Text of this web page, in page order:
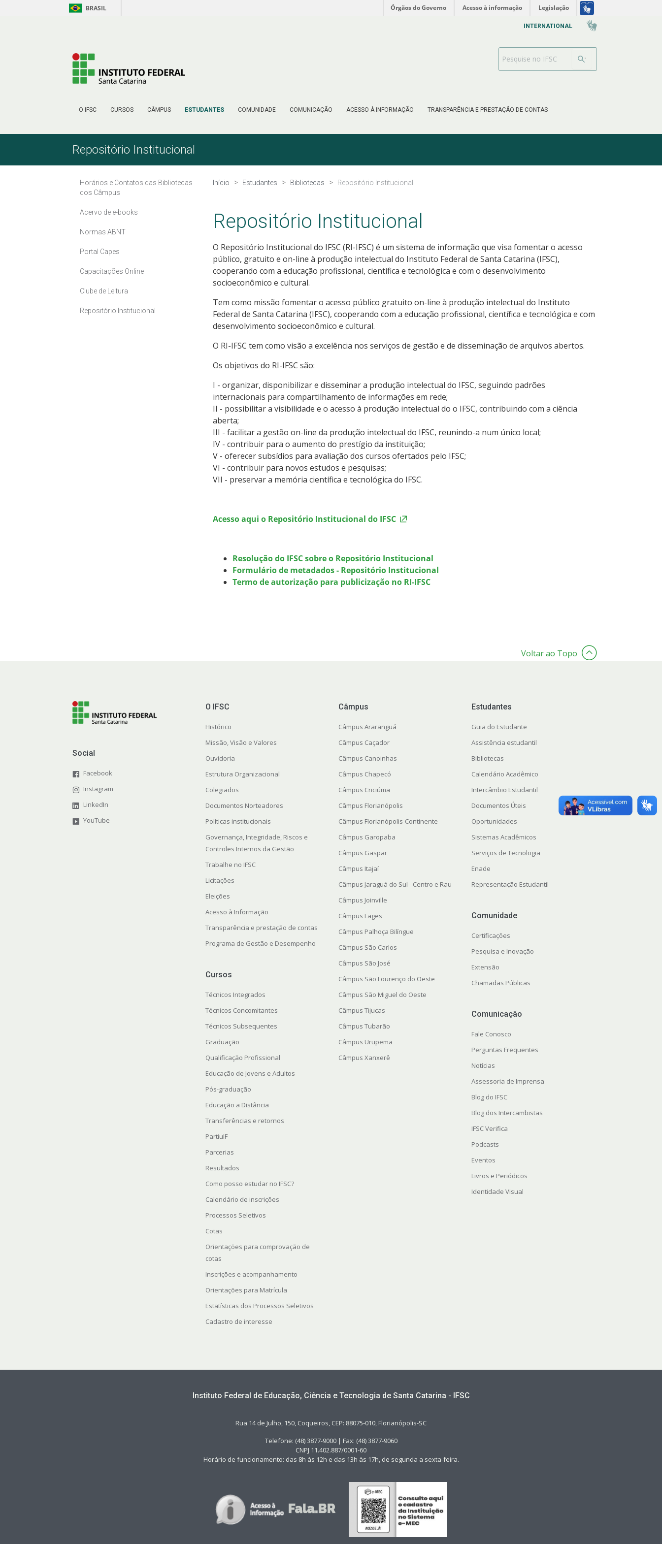
BRASIL Órgãos do Governo Acesso à informação Legislação
O IFSC CURSOS CÂMPUS ESTUDANTES COMUNIDADE COMUNICAÇÃO ACESSO À INFORMAÇÃO TRANSPARÊNCIA E PRESTAÇÃO DE CONTAS
INTERNATIONAL
Search Bar
Repositório Institucional
Horários e Contatos das Bibliotecas
dos Câmpus
Acervo de e-books
Normas ABNT
Portal Capes
Capacitações Online
Clube de Leitura
Repositório Institucional
Início Estudantes Bibliotecas Repositório Institucional
Repositório Institucional
O Repositório Institucional do IFSC (RI-IFSC) é um sistema de informação que visa fomentar o acesso
público, gratuito e on-line à produção intelectual do Instituto Federal de Santa Catarina (IFSC),
cooperando com a educação profissional, científica e tecnológica e com o desenvolvimento
socioeconômico e cultural.
Tem como missão fomentar o acesso público gratuito on-line à produção intelectual do Instituto
Federal de Santa Catarina (IFSC), cooperando com a educação profissional, científica e tecnológica e com
desenvolvimento socioeconômico e cultural.
O RI-IFSC tem como visão a excelência nos serviços de gestão e de disseminação de arquivos abertos.
Os objetivos do RI-IFSC são:
I - organizar, disponibilizar e disseminar a produção intelectual do IFSC, seguindo padrões
internacionais para compartilhamento de informações em rede;
II - possibilitar a visibilidade e o acesso à produção intelectual do o IFSC, contribuindo com a ciência
aberta;
III - facilitar a gestão on-line da produção intelectual do IFSC, reunindo-a num único local;
IV - contribuir para o aumento do prestígio da instituição;
V - oferecer subsídios para avaliação dos cursos ofertados pelo IFSC;
VI - contribuir para novos estudos e pesquisas;
VII - preservar a memória científica e tecnológica do IFSC.
Acesso aqui o Repositório Institucional do IFSC
Resolução do IFSC sobre o Repositório Institucional
Formulário de metadados - Repositório Institucional
Termo de autorização para publicização no RI-IFSC
Voltar ao Topo
Social
Facebook
Instagram
LinkedIn
YouTube
O IFSC
Histórico
Missão, Visão e Valores
Ouvidoria
Estrutura Organizacional
Colegiados
Documentos Norteadores
Políticas institucionais
Governança, Integridade, Riscos e
Controles Internos da Gestão
Trabalhe no IFSC
Licitações
Eleições
Acesso à Informação
Transparência e prestação de contas
Programa de Gestão e Desempenho
Cursos
Técnicos Integrados
Técnicos Concomitantes
Técnicos Subsequentes
Graduação
Qualificação Profissional
Educação de Jovens e Adultos
Pós-graduação
Educação a Distância
Transferências e retornos
PartiuIF
Parcerias
Resultados
Como posso estudar no IFSC?
Calendário de inscrições
Processos Seletivos
Cotas
Orientações para comprovação de
cotas
Inscrições e acompanhamento
Orientações para Matrícula
Estatísticas dos Processos Seletivos
Cadastro de interesse
Câmpus
Câmpus Araranguá
Câmpus Caçador
Câmpus Canoinhas
Câmpus Chapecó
Câmpus Criciúma
Câmpus Florianópolis
Câmpus Florianópolis-Continente
Câmpus Garopaba
Câmpus Gaspar
Câmpus Itajaí
Câmpus Jaraguá do Sul - Centro e Rau
Câmpus Joinville
Câmpus Lages
Câmpus Palhoça Bilíngue
Câmpus São Carlos
Câmpus São José
Câmpus São Lourenço do Oeste
Câmpus São Miguel do Oeste
Câmpus Tijucas
Câmpus Tubarão
Câmpus Urupema
Câmpus Xanxerê
Estudantes
Guia do Estudante
Assistência estudantil
Bibliotecas
Calendário Acadêmico
Intercâmbio Estudantil
Documentos Úteis
Oportunidades
Sistemas Acadêmicos
Serviços de Tecnologia
Enade
Representação Estudantil
Comunidade
Certificações
Pesquisa e Inovação
Extensão
Chamadas Públicas
Comunicação
Fale Conosco
Perguntas Frequentes
Notícias
Assessoria de Imprensa
Blog do IFSC
Blog dos Intercambistas
IFSC Verifica
Podcasts
Eventos
Livros e Periódicos
Identidade Visual
Instituto Federal de Educação, Ciência e Tecnologia de Santa Catarina - IFSC
Rua 14 de Julho, 150, Coqueiros, CEP: 88075-010, Florianópolis-SC
Telefone: (48) 3877-9000 | Fax: (48) 3877-9060
CNPJ 11.402.887/0001-60
Horário de funcionamento: das 8h às 12h e das 13h às 17h, de segunda a sexta-feira.